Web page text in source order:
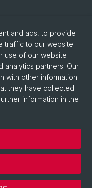
of the Image
and ads, to provide
traffic to our website.
use of our website
analytics partners. Our
with other information
they have collected
information in the